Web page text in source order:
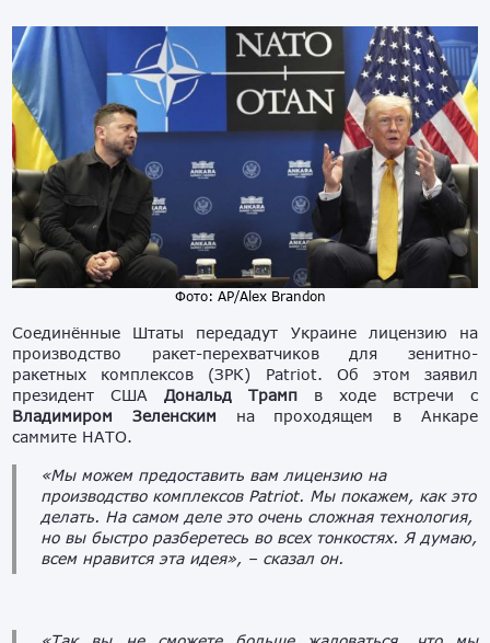
Фото: AP/Alex Brandon
Соединённые Штаты передадут Украине лицензию на
производство ракет-перехватчиков для зенитно-
ракетных комплексов (ЗРК) Patriot. Об этом заявил
президент СШАДональд Трамп в ходе встречи с
Владимиром Зеленским на проходящем в Анкаре
саммите НАТО.
«Мы можем предоставить вам лицензию на
производство комплексов Patriot. Мы покажем, как это
делать. На самом деле это очень сложная технология,
но вы быстро разберетесь во всех тонкостях. Я думаю,
всем нравится эта идея», – сказал он.